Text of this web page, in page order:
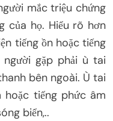
mắc triệu chứng
của họ. Hiểu rõ hơn
tiếng ồn hoặc tiếng
gặp phải ù tai
bên ngoài. Ù tai
tiếng phức âm
biển,..